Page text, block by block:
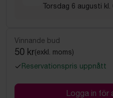
Torsdag 6 augusti kl.
Vinnande bud
50 kr(exkl. moms)
Reservationspris uppnått
Logga in för